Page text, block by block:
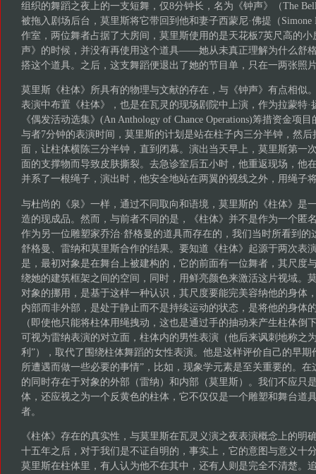
组织的舞蹈之夜上的一支短舞，仅8分钟长，名为《钟声》（The
被拖入剧场后台，莫里斯将它带回到他和妻子西蒙尼·佛提（
作室，两位舞者占据了大房间，莫里斯使用的是天花板7英尺高的
声》的时候，并没有再使用这个道具——她从未真正理解为什么舒
搭这个道具。之后，这支舞蹈便退出了她的节目单，只在一两张照
莫里斯《柱体》所具有的物理与文献的存在，与《钟声》有点相似
表演中布置《柱体》，也是在瓦灵的现场剧院中上演，作为拉蒙特·
《偶发活动选集》(An Anthology of Chance Operations)筹措资金项
与者7分钟的表演时间，莫里斯的计划是站在柱子内三分半钟，然
面，让柱体横陈三分半钟，直到闭幕。演出当天早上，莫里斯第一
面的支撑物而导致皮肤撕裂。去急诊室后五小时，他重返现场，他
并系了一根绳子，演出时，他安全地站在两翼的视线之外，用绳子
与杜尚的《泉》一样，通过不同取向和语境，莫里斯的《柱体》是
造的现成品。然而，与前者不同的是，《柱体》并不是作为一个匿
作为另一位雕塑家乔治·舒格曼的道具而存在的，我们当时所看到的
舒格曼、雷纳和莫里斯合作的结果。要知道《柱体》起源于两次表
是，最初对象是在舞台上被建构的，它的前面有一位舞者，其尺度
绕她的建筑框架之间的空间，同时，用鲜亮颜色来激活这片视域。
对象的挪用，是基于这样一种认识，其尺度要能完美容纳他的身体
内部而非外部，是处于静止而不是持续运动的状态，是将他的身体
（即使他只能将柱体用绳拽动，这也是通过手的抽动来产生柱体倒
可视为雷纳表演的对立面，柱体内的男性表演（他后来讽刺地称之
利”），取代了围绕柱体舞蹈的女性表演。他是这样评价自己的早期
所遭遇而做一些必要的事情”，比如，现象学元素是至关重要的。
的同时存在于对象的外部（雷纳）和内部（莫里斯）。我们不应只
体，还应视之为一个反黄色的柱体，它不仅仅是一个雕塑和舞台道
者。
《柱体》存在的真实性，与莫里斯在瓦灵义演之夜表演概念上的明
十五年之后，对于我们是不证自明的，事实上，它的意图与意义十
莫里斯在柱体里，有人认为他不在其中，还有人则是完全不清楚。